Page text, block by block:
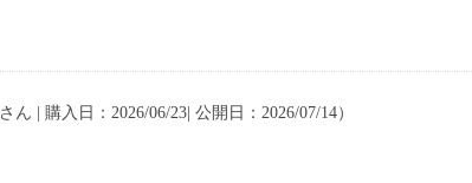
さん | 購入日：2026/06/23| 公開日：2026/07/14）